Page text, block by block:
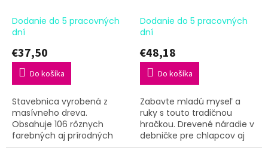
Dodanie do 5 pracovných
dní
€37,50
Do košíka
Stavebnica vyrobená z
masívneho dreva.
Obsahuje 106 rôznych
farebných aj prírodných
dosiek, skrutiek, matíc a
Dodanie do 5 pracovných
dní
€48,18
Do košíka
Zabavte mladú myseľ a
ruky s touto tradičnou
hračkou. Drevené náradie v
debničke pre chlapcov aj
dievčatá je perfektné pre